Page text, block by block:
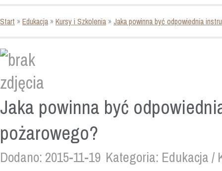
Start »Edukacja »Kursy i Szkolenia »Jaka powinna być odpowiednia
Jaka powinna być
pożarowego?
Dodano: 2015-11-19 Kategoria: Edukacja /